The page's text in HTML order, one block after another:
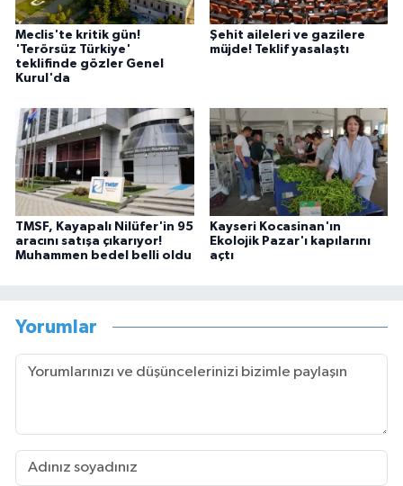
Meclis'te kritik gün!
'Terörsüz Türkiye'
teklifinde gözler Genel
Kurul'da
Şehit aileleri ve gazilere
müjde! Teklif yasalaştı
TMSF, Kayapalı Nilüfer'in 95
aracını satışa çıkarıyor!
Muhammen bedel belli oldu
Kayseri Kocasinan'ın
Ekolojik Pazar'ı kapılarını
açtı
Yorumlar